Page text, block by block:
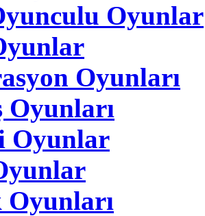
Oyunlar
Oyunları
Oyunları
Oyunlar